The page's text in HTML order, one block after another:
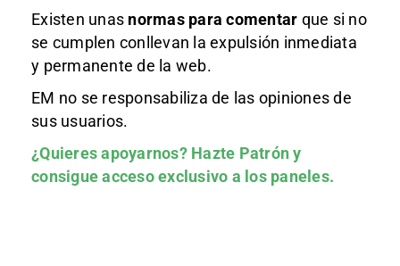
Existen unas normas para comentar que si no
se cumplen conllevan la expulsión inmediata
y permanente de la web.
EM no se responsabiliza de las opiniones de
sus usuarios.
¿Quieres apoyarnos? Hazte Patróny
consigue acceso exclusivo a los paneles.